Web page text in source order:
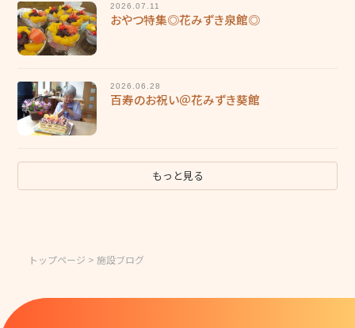
2026.07.11
おやつ特集◎花みずき泉館◎
2026.06.28
百寿のお祝い＠花みずき葵館
もっと見る
トップページ > 施設ブログ